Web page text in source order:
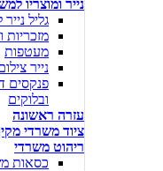
נייר ומוצריו
גליל
מזכריות
מעטפות
נייר
פנקסים
ובלוקים
עזרה ראשונה
ציוד משרדי
ריהוט משרדי
כסאות